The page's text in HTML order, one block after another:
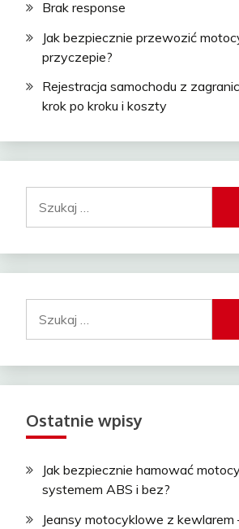
Brak response
Jak bezpiecznie przewozić
przyczepie?
Rejestracja samochodu z
krok po kroku i koszty
Ostatnie wpisy
Jak bezpiecznie hamować
systemem ABS i bez?
Jeansy motocyklowe z kewlarem